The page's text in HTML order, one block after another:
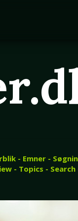
- Emner -
- Topics -